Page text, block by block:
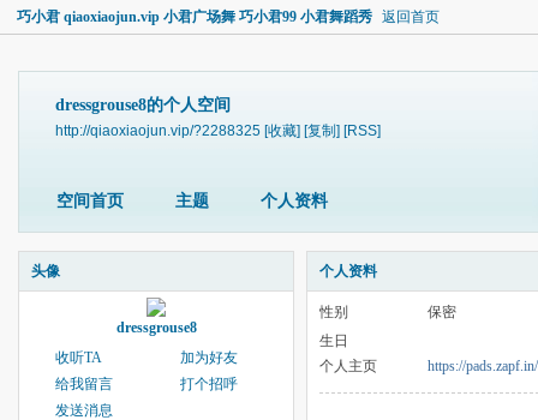
巧小君 qiaoxiaojun.vip 小君广场舞 巧小君99 小君舞蹈秀 返回首页
dressgrouse8的个人空间
http://qiaoxiaojun.vip/?2288325 [收藏] [复制] [RSS]
空间首页 主题 个人资料
头像
dressgrouse8
收听TA
加为好友
给我留言
打个招呼
发送消息
个人资料
性别
保密
生日
个人主页
https://